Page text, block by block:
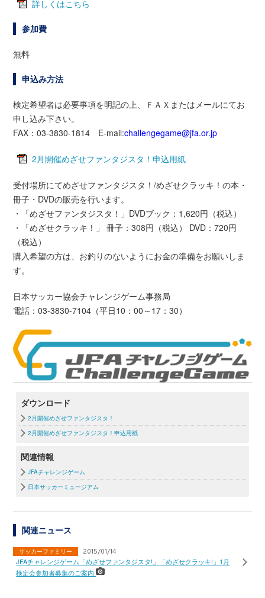
詳しくはこちら
参加費
無料
申込み方法
検定希望者は必要事項を明記の上、ＦＡＸまたはメールにてお
申し込み下さい。
FAX：03-3830-1814 E-mail:challengegame@jfa.or.jp
2月開催めざせファンタジスタ！申込用紙
受付場所にてめざせファンタジスタ！/めざせクラッキ！の本・
冊子・DVDの販売を行います。
・「めざせファンタジスタ！」DVDブック：1,620円（税込）
・「めざせクラッキ！」 冊子：308円（税込） DVD：720円
（税込）
購入希望の方は、お釣りのないようにお金の準備をお願いしま
す。
日本サッカー協会チャレンジゲーム事務局
電話：03-3830-7104（平日10：00～17：30）
ダウンロード
2月開催めざせファンタジスタ！
2月開催めざせファンタジスタ！申込用紙
関連情報
JFAチャレンジゲーム
日本サッカーミュージアム
関連ニュース
サッカーファミリー 2015/01/14
JFAチャレンジゲーム「めざせファンタジスタ!」「めざせクラッキ!」1月
検定会参加者募集のご案内